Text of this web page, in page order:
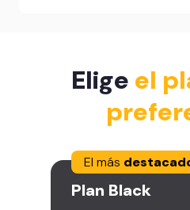
Elige el
El más
Plan Black